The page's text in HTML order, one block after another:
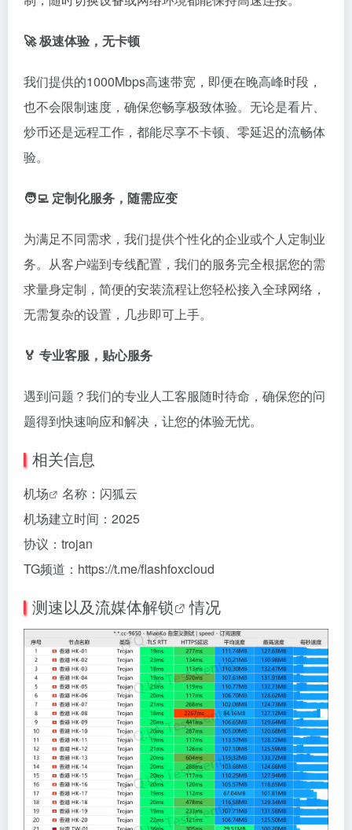
🚀 极速体验，无卡顿
我们提供的1000Mbps高速带宽，即便在晚高峰时段，
也不会限制速度，确保您畅享极致体验。无论是看片、
炒币还是远程工作，都能尽享不卡顿、零延迟的流畅体
验。
🧑‍💻 定制化服务，随需应变
为满足不同需求，我们提供个性化的企业或个人定制业
务。从客户端到专线配置，我们的服务完全根据您的需
求量身定制，简便的安装流程让您轻松接入全球网络，
无需复杂的设置，几步即可上手。
🏅 专业客服，贴心服务
遇到问题？我们的专业人工客服随时待命，确保您的问
题得到快速响应和解决，让您的体验无忧。
相关信息
机场
名称：闪狐云
机场建立时间：2025
协议：trojan
TG频道：https://t.me/flashfoxcloud
测速以及流媒体解锁 情况